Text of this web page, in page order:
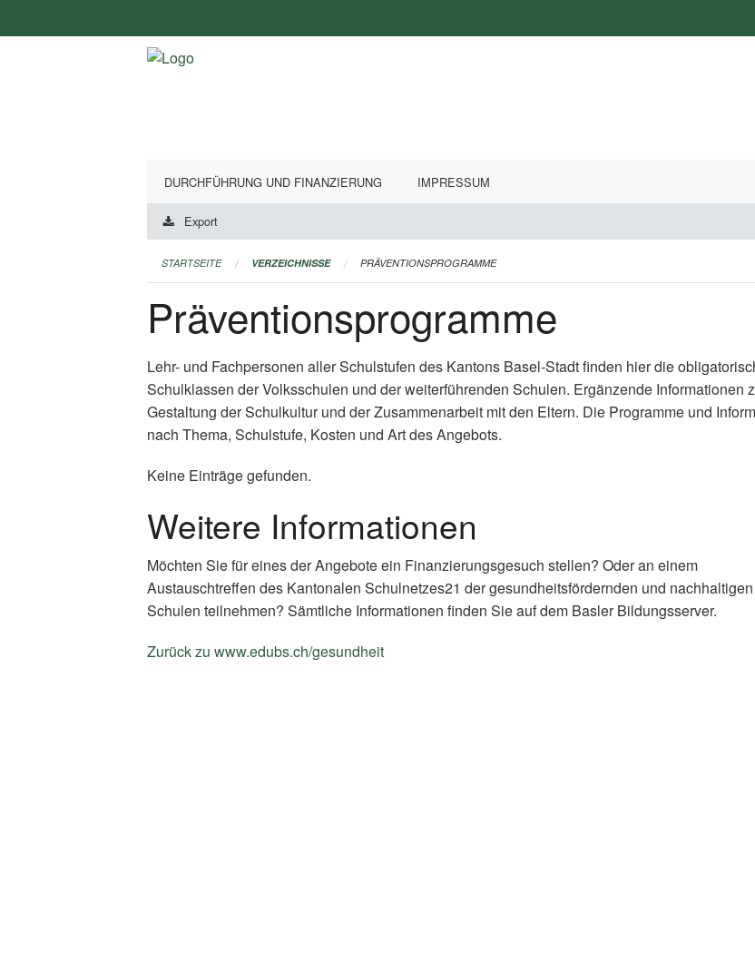
überspringen
DURCHFÜHRUNG UND FINANZIERUNG IMPRESSUM
Export
STARTSEITE VERZEICHNISSE PRÄVENTIONSPROGRAMME
Präventionsprogramme
Lehr- und Fachpersonen aller Schulstufen des Kantons Basel-Stadt finden hier die
Schulklassen der Volksschulen und der weiterführenden Schulen. Ergänzende
Gestaltung der Schulkultur und der Zusammenarbeit mit den Eltern. Die Programme und
nach Thema, Schulstufe, Kosten und Art des Angebots.
Keine Einträge gefunden.
Weitere Informationen
Möchten Sie für eines der Angebote ein Finanzierungsgesuch stellen? Oder an einem
Austauschtreffen des Kantonalen Schulnetzes21 der gesundheitsfördernden und nachhaltigen
Schulen teilnehmen? Sämtliche Informationen finden Sie auf dem Basler Bildungsserver.
Zurück zu www.edubs.ch/gesundheit